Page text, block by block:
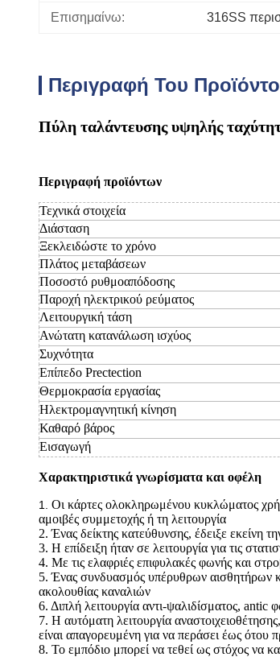
Επισημαίνω: 316SS
Περιγραφή Του
Πύλη ταλάντευσης υψηλής
Περιγραφή προϊόντων
Τεχνικά στοιχεία
Διάσταση
Ξεκλειδώστε το χρόνο
Πλάτος μεταβάσεων
Ποσοστό ρυθμοαπόδοσης
Παροχή ηλεκτρικού ρεύματος
Λειτουργική τάση
Ανώτατη κατανάλωση ισχύος
Συχνότητα
Επίπεδο Prectection
Θερμοκρασία εργασίας
Ηλεκτρομαγνητική κίνηση
Καθαρό βάρος
Εισαγωγή
Χαρακτηριστικά γνωρίσματα και οφέλη
1. Οι κάρτες ολοκληρωμένου κυκλώματος
αμοιβές συμμετοχής ή τη λειτουργία
2. Ένας δείκτης κατεύθυνσης, έδειξε
3. Η επίδειξη ήταν σε λειτουργία για τις
4. Με τις ελαφριές επιφυλακές φωνής και
5. Ένας συνδυασμός υπέρυθρων αισθητήρων
ακολουθίας καναλιών
6. Διπλή λειτουργία αντι-ψαλιδίσματος, antic
7. Η αυτόματη λειτουργία
είναι απαγορευμένη για να περάσει έως ότου
8. Το εμπόδιο μπορεί να τεθεί ως στόχος να